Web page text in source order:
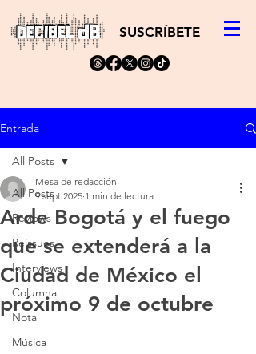
SUSCRÍBETE
Entrada
All Posts
Reviews
Reissues
Interviews
Columna
Nota
Música
All Posts
Arde Bogotá y el fuego
que se extenderá a la
Ciudad de México el
próximo 9 de octubre
Mesa de redacción
9 sept 2025 1 min de lectura